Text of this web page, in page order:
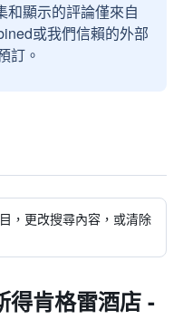
和顯示的評論僅來自
或我們信賴的外部
訂。
，更改搜尋內容，或清除
得肯格雷酒店 -